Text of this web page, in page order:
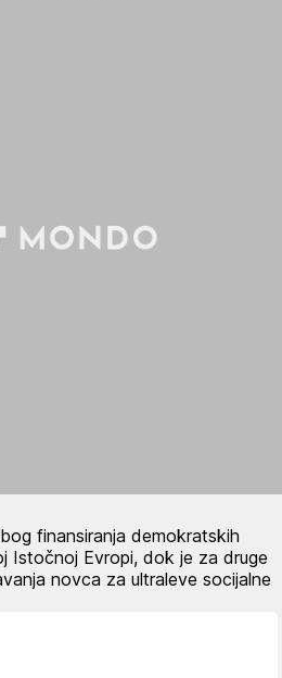
finansiranja demokratskih
Istočnoj Evropi, dok je za druge
novca za ultraleve socijalne